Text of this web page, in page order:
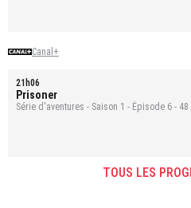
Canal+
21h06
Prisoner
Série d'aventures - Saison 1 - Épisode 6 - 48
TOUS LES